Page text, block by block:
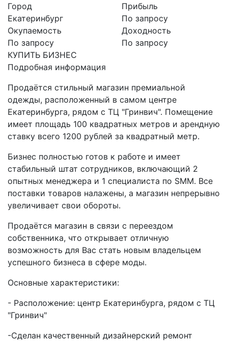
Город
Екатеринбург
Окупаемость
По запросу
КУПИТЬ БИЗНЕС
Прибыль
По запросу
Доходность
По запросу
Подробная информация
Продаётся стильный магазин премиальной
одежды, расположенный в самом центре
Екатеринбурга, рядом с ТЦ "Гринвич". Помещение
имеет площадь 100 квадратных метров и арендную
ставку всего 1200 рублей за квадратный метр.
Бизнес полностью готов к работе и имеет
стабильный штат сотрудников, включающий 2
опытных менеджера и 1 специалиста по SMM. Все
поставки товаров налажены, а магазин непрерывно
увеличивает свои обороты.
Продаётся магазин в связи с переездом
собственника, что открывает отличную
возможность для Вас стать новым владельцем
успешного бизнеса в сфере моды.
Основные характеристики:
- Расположение: центр Екатеринбурга, рядом с ТЦ
"Гринвич"
-Сделан качественный дизайнерский ремонт